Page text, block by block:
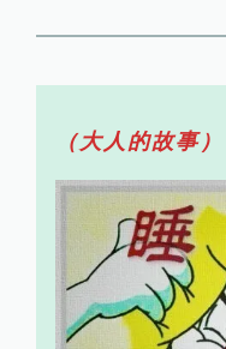
（大人的故事）